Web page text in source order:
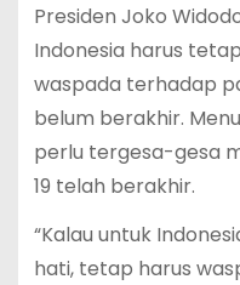
Presiden Joko
Indonesia harus
waspada terhadap
belum berakhir.
perlu tergesa-gesa
19 telah berakhir.
“Kalau untuk
hati, tetap harus